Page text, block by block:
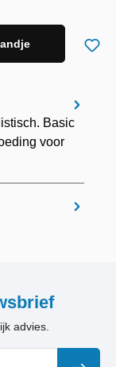
Basic
voor
advies.